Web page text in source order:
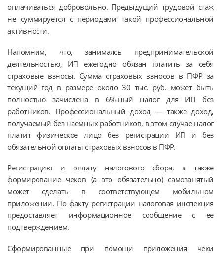
оплачиваться добровольно. Предыдущий трудовой стаж
не суммируется с периодами такой профессиональной
активности.
Напомним, что, занимаясь предпринимательской
деятельностью, ИП ежегодно обязан платить за себя
страховые взносы. Сумма страховых взносов в ПФР за
текущий год в размере около 30 тыс. руб. может быть
полностью зачислена в 6%-ный налог для ИП без
работников. Профессиональный доход — также доход,
получаемый без наемных работников, в этом случае налог
платит физическое лицо без регистрации ИП и без
обязательной оплаты страховых взносов в ПФР.
Регистрацию и оплату налогового сбора, а также
формирование чеков (а это обязательно) самозанятый
может сделать в соответствующем мобильном
приложении. По факту регистрации налоговая инспекция
предоставляет информационное сообщение с ее
подтверждением.
Сформированные при помощи приложения чеки